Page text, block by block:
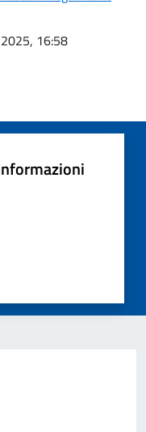
16:58